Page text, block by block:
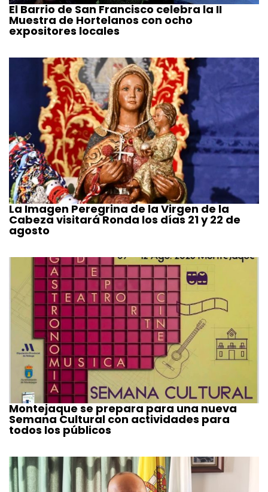
El Barrio de San Francisco celebra la II
Muestra de Hortelanos con ocho
expositores locales
La Imagen Peregrina de la Virgen de la
Cabeza visitará Ronda los días 21 y 22 de
agosto
Montejaque se prepara para una nueva
Semana Cultural con actividades para
todos los públicos